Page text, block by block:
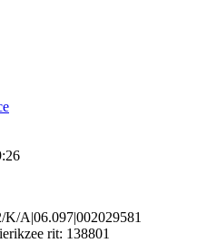
A|06.097|002029581
rit: 138801